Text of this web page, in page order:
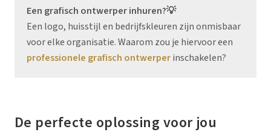
Een grafisch ontwerper inhuren?💡
Een logo, huisstijl en bedrijfskleuren zijn onmisbaar
voor elke organisatie. Waarom zou je hiervoor een
professionele grafisch ontwerperinschakelen?
De perfecte oplossing voor jou